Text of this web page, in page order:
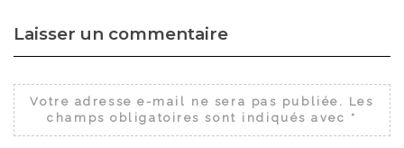
Laisser un commentaire
Votre adresse e-mail ne sera pas publiée.
Les
champs obligatoires sont indiqués avec *